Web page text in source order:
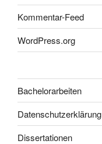
Kommentar-Feed
WordPress.org
Bachelorarbeiten
Datenschutzerklärung
Dissertationen